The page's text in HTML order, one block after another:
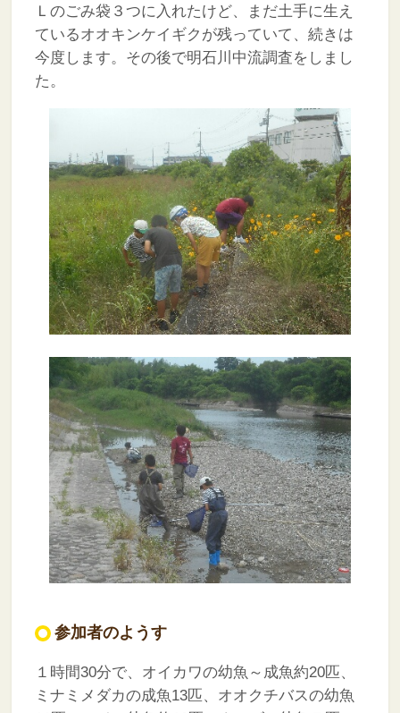
Ｌのごみ袋３つに入れたけど、まだ土手に生え
ているオオキンケイギクが残っていて、続きは
今度します。その後で明石川中流調査をしまし
た。
参加者のようす
１時間30分で、オイカワの幼魚～成魚約20匹、
ミナミメダカの成魚13匹、オオクチバスの幼魚